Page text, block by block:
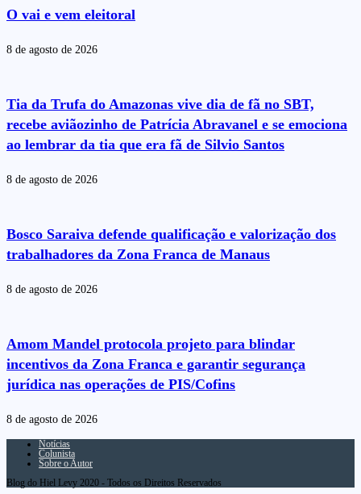
O vai e vem eleitoral
8 de agosto de 2026
Tia da Trufa do Amazonas vive dia de fã no SBT,
recebe aviãozinho de Patrícia Abravanel e se emociona
ao lembrar da tia que era fã de Silvio Santos
8 de agosto de 2026
Bosco Saraiva defende qualificação e valorização dos
trabalhadores da Zona Franca de Manaus
8 de agosto de 2026
Amom Mandel protocola projeto para blindar
incentivos da Zona Franca e garantir segurança
jurídica nas operações de PIS/Cofins
8 de agosto de 2026
Notícias
Colunista
Sobre o Autor
Blog do Hiel Levy 2020 - Todos os Direitos Reservados